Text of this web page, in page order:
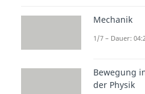
Video
Mechanik
1/7 – Dauer:
Bewegung
der Physik